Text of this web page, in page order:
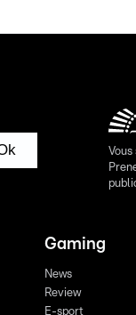
Gaming
News
Review
E-sport